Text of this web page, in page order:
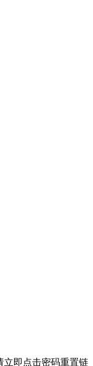
立即点击密码重置链